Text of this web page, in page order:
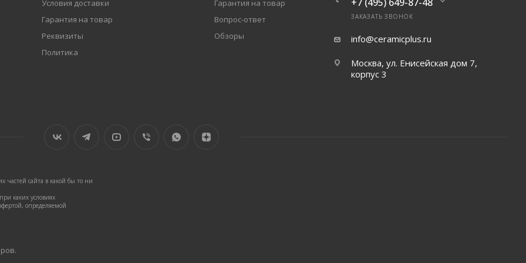
Условия доставки
Гарантия на товар
Реквизиты
Политика
Гарантия на товар
Вопрос-ответ
Обзоры
ЗАКАЗАТЬ ЗВОНОК
info@ceramicplus.ru
Москва, ул. Енисейская дом 7,
корпус 3
частей сайта в какой бы то ни
каких условиях
определяемой